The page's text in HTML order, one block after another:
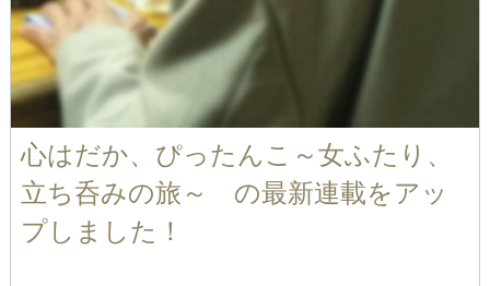
心はだか、ぴったんこ～女ふたり、
立ち呑みの旅～ の最新連載をアッ
プしました！